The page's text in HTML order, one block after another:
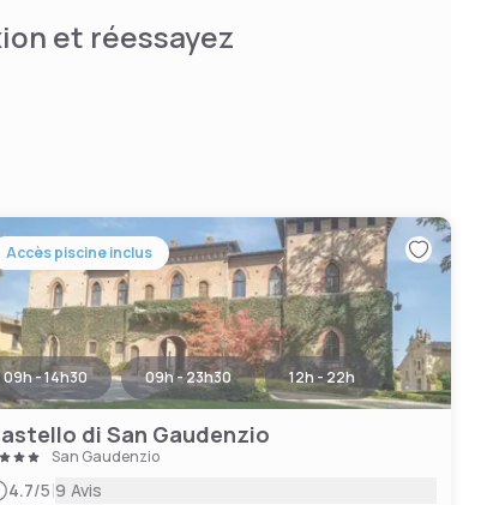
et réessayez
Accès piscine inclus
09h - 14h30 09h - 23h30 12h - 22h
di San Gaudenzio
San Gaudenzio
4.7/5|9 Avis